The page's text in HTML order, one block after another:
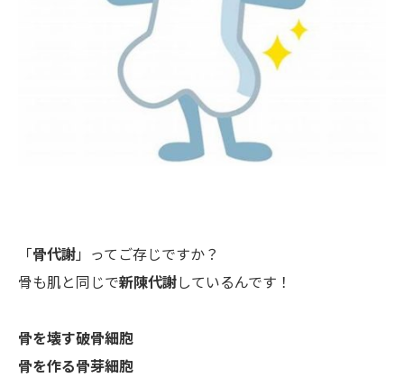
「骨代謝」ってご存じですか？
骨も肌と同じで新陳代謝しているんです！
骨を壊す破骨細胞
骨を作る骨芽細胞